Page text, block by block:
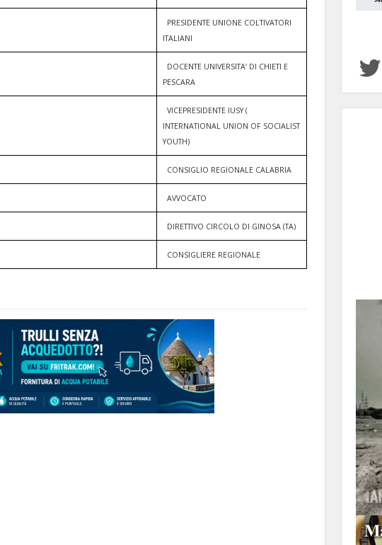
PRESIDENTE UNIONE COLTIVATORI
ITALIANI
DOCENTE UNIVERSITA’ DI CHIETI E
PESCARA
VICEPRESIDENTE IUSY (
INTERNATIONAL UNION OF SOCIALIST
YOUTH)
CONSIGLIO REGIONALE CALABRIA
AVVOCATO
DIRETTIVO CIRCOLO DI GINOSA (TA)
CONSIGLIERE REGIONALE